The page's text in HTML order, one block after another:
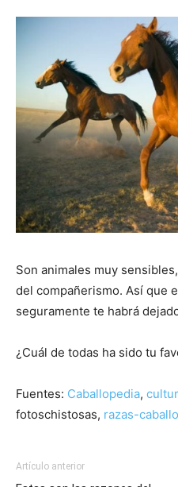
Son animales muy
del compañerismo. Así que
seguramente te habrá
¿Cuál de todas ha sido tu
Fuentes: Caballopedia,
fotoschistosas, razas-
Artículo anterior